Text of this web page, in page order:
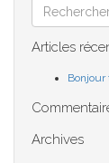
Articles
Bonjour
Archives